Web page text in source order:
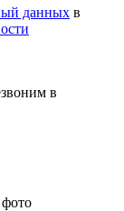
данных в
в